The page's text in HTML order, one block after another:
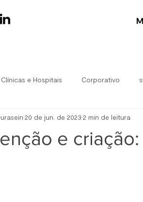
Clínicas e Hospitais Corporativo
Hospitalar
e
20 de jun. de 2023 2 min de leitura